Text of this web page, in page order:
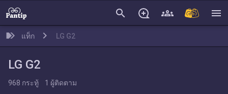
search menu
แท็ก LG G2
LG G2
968 กระทู้ 1 ผู้ติดตาม